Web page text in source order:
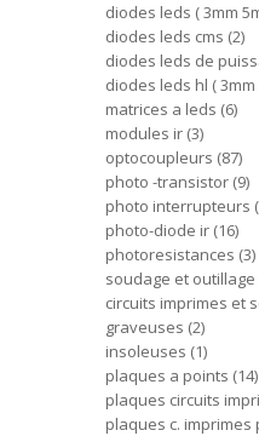
diodes leds ( 3mm
diodes leds cms 2
diodes leds de
diodes leds hl ( 3mm
matrices a leds 6
modules ir 3
optocoupleurs 87
photo -transistor 9
photo interrupteurs
photo-diode ir 16
photoresistances 3
soudage et outillage
circuits imprimes et
graveuses 2
insoleuses 1
plaques a points 14
plaques circuits
plaques c.